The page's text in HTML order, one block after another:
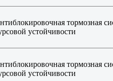
тормозная
устойчивости
тормозная
устойчивости